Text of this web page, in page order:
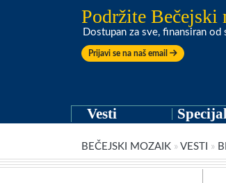
Podržite Bečejski
Dostupan za sve, finansiran od
Prijavi se na naš email
Vesti
BEČEJSKI MOZAIK » VESTI »